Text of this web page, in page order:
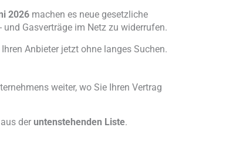
2026 machen es neue gesetzliche
Gasverträge im Netz zu widerrufen.
Anbieter jetzt ohne langes Suchen.
weiter, wo Sie Ihren Vertrag
der untenstehenden Liste.